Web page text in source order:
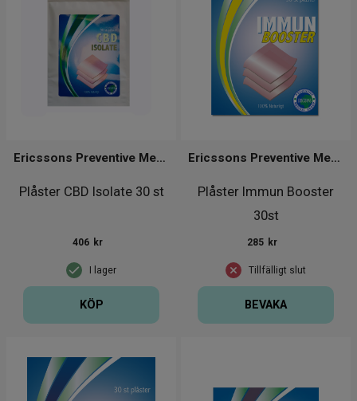
Plåster CBD Isolate 30 st
Ericssons Preventive Medical Group
I lager
406 kr
KÖP
Plåster Immun Booster
30st
Ericssons Preventive Medical Group
Tillfälligt slut
285 kr
BEVAKA